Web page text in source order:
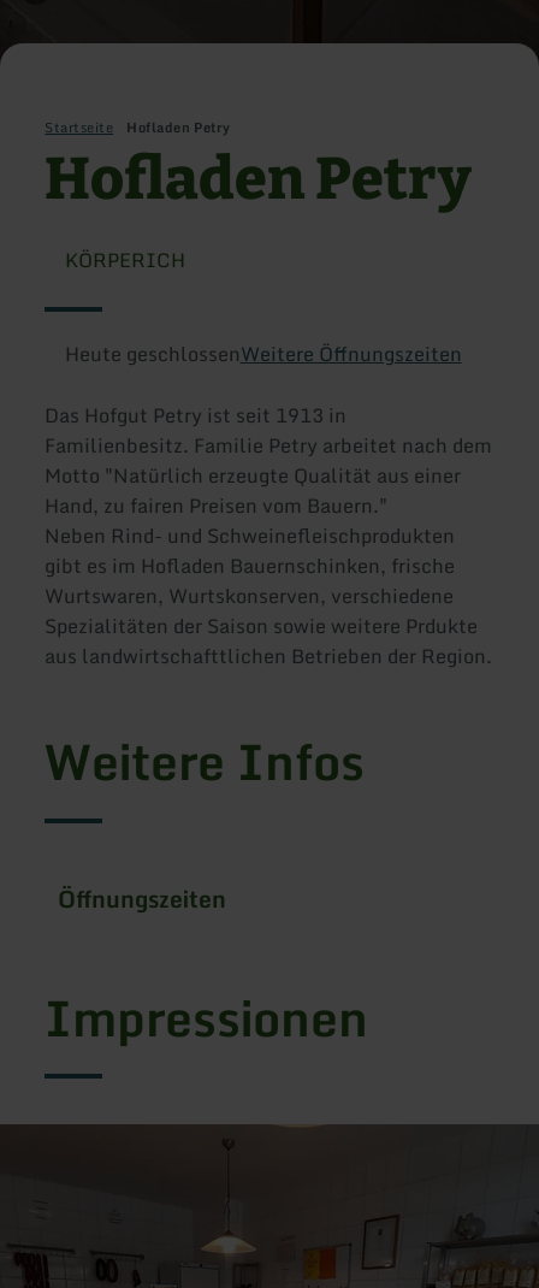
Startseite Hofladen Petry
Hofladen Petry
KÖRPERICH
Heute geschlossenWeitere Öffnungszeiten
Das Hofgut Petry ist seit 1913 in
Familienbesitz. Familie Petry arbeitet nach dem
Motto "Natürlich erzeugte Qualität aus einer
Hand, zu fairen Preisen vom Bauern."
Neben Rind- und Schweinefleischprodukten
gibt es im Hofladen Bauernschinken, frische
Wurtswaren, Wurtskonserven, verschiedene
Spezialitäten der Saison sowie weitere Prdukte
aus landwirtschafttlichen Betrieben der Region.
Weitere Infos
Öffnungszeiten
Impressionen